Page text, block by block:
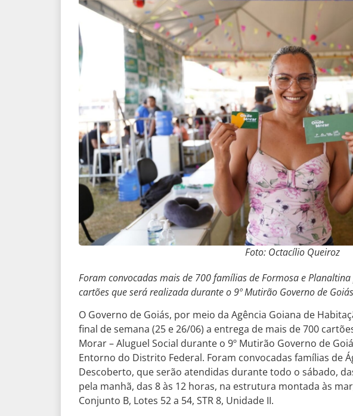
Foto: Octacílio Queiroz
Foram convocadas mais de 700 famílias de Formosa e
cartões que será realizada durante o 9º Mutirão Governo de
O Governo de Goiás, por meio da Agência Goiana de
final de semana (25 e 26/06) a entrega de mais de 700
Morar – Aluguel Social durante o 9º Mutirão Governo de
Entorno do Distrito Federal. Foram convocadas famílias de
Descoberto, que serão atendidas durante todo o sábado,
pela manhã, das 8 às 12 horas, na estrutura montada às
Conjunto B, Lotes 52 a 54, STR 8, Unidade II.